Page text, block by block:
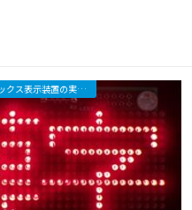
32x16ドットLEDマトリックス表示装置の実験(その1)